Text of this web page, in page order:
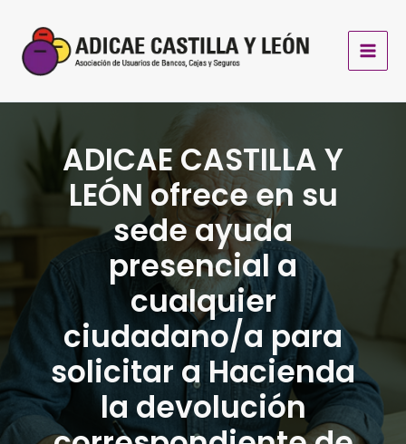
contenido
ADICAE CASTILLA Y
LEÓN ofrece en su
sede ayuda
presencial a
cualquier
ciudadano/a para
solicitar a Hacienda
la devolución